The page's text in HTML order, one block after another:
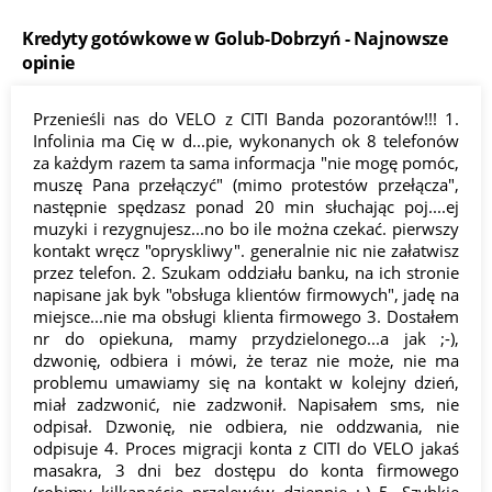
Kredyty gotówkowe w Golub-Dobrzyń - Najnowsze
opinie
Przenieśli nas do VELO z CITI Banda pozorantów!!! 1.
Infolinia ma Cię w d...pie, wykonanych ok 8 telefonów
za każdym razem ta sama informacja "nie mogę pomóc,
muszę Pana przełączyć" (mimo protestów przełącza",
następnie spędzasz ponad 20 min słuchając poj....ej
muzyki i rezygnujesz...no bo ile można czekać. pierwszy
kontakt wręcz "opryskliwy". generalnie nic nie załatwisz
przez telefon. 2. Szukam oddziału banku, na ich stronie
napisane jak byk "obsługa klientów firmowych", jadę na
miejsce...nie ma obsługi klienta firmowego 3. Dostałem
nr do opiekuna, mamy przydzielonego...a jak ;-),
dzwonię, odbiera i mówi, że teraz nie może, nie ma
problemu umawiamy się na kontakt w kolejny dzień,
miał zadzwonić, nie zadzwonił. Napisałem sms, nie
odpisał. Dzwonię, nie odbiera, nie oddzwania, nie
odpisuje 4. Proces migracji konta z CITI do VELO jakaś
masakra, 3 dni bez dostępu do konta firmowego